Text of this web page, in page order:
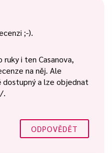
;-).
i ten Casanova,
na něj. Ale
dostupný a lze objednat
.
ODPOVĚDĚT